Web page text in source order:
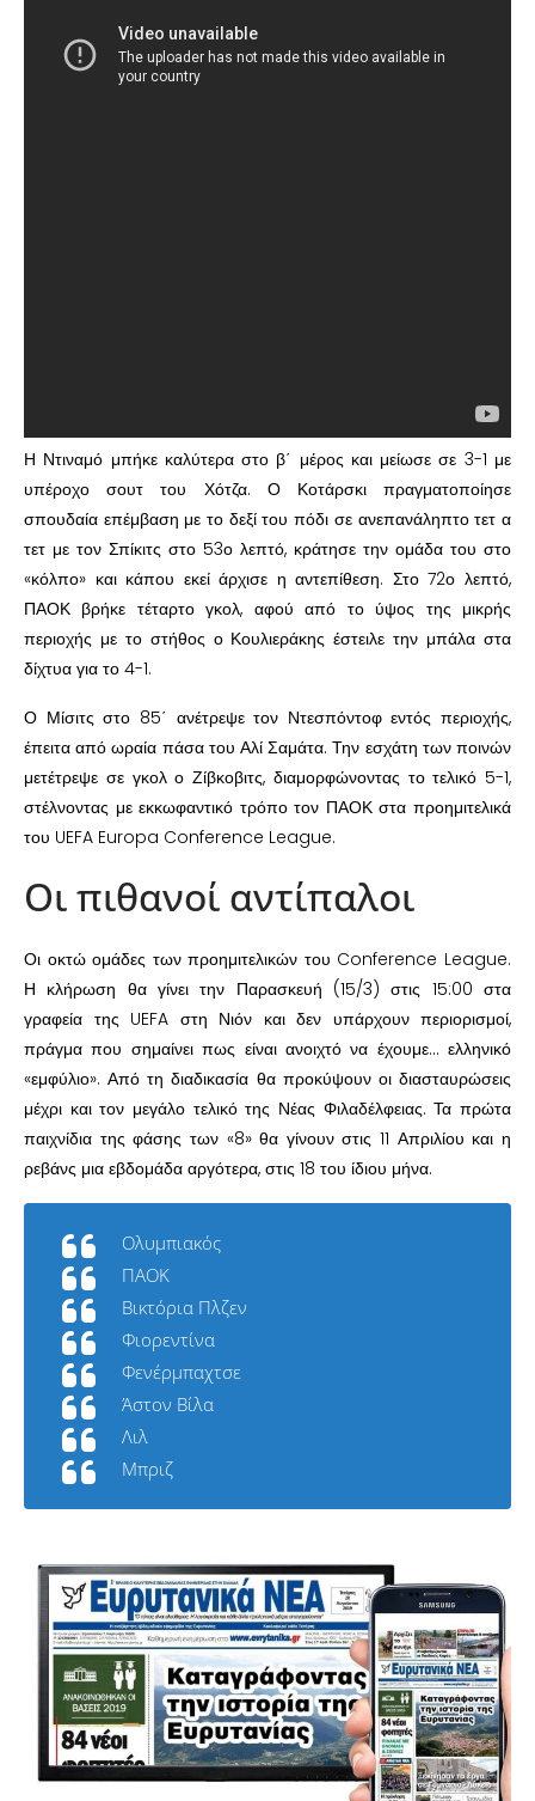
Η Ντιναμό μπήκε καλύτερα στο β΄ μέρος και μείωσε σε 3-1 με
υπέροχο σουτ του Χότζα. Ο Κοτάρσκι πραγματοποίησε
σπουδαία επέμβαση με το δεξί του πόδι σε ανεπανάληπτο τετ α
τετ με τον Σπίκιτς στο 53ο λεπτό, κράτησε την ομάδα του στο
«κόλπο» και κάπου εκεί άρχισε η αντεπίθεση. Στο 72ο λεπτό,
ΠΑΟΚ βρήκε τέταρτο γκολ, αφού από το ύψος της μικρής
περιοχής με το στήθος ο Κουλιεράκης έστειλε την μπάλα στα
δίχτυα για το 4-1.
Ο Μίσιτς στο 85΄ ανέτρεψε τον Ντεσπόντοφ εντός περιοχής,
έπειτα από ωραία πάσα του Αλί Σαμάτα. Την εσχάτη των ποινών
μετέτρεψε σε γκολ ο Ζίβκοβιτς, διαμορφώνοντας το τελικό 5-1,
στέλνοντας με εκκωφαντικό τρόπο τον ΠΑΟΚ στα προημιτελικά
του UEFA Europa Conference League.
Οι πιθανοί αντίπαλοι
Οι οκτώ ομάδες των προημιτελικών του Conference League.
Η κλήρωση θα γίνει την Παρασκευή (15/3) στις 15:00 στα
γραφεία της UEFA στη Νιόν και δεν υπάρχουν περιορισμοί,
πράγμα που σημαίνει πως είναι ανοιχτό να έχουμε… ελληνικό
«εμφύλιο». Από τη διαδικασία θα προκύψουν οι διασταυρώσεις
μέχρι και τον μεγάλο τελικό της Νέας Φιλαδέλφειας. Τα πρώτα
παιχνίδια της φάσης των «8» θα γίνουν στις 11 Απριλίου και η
ρεβάνς μια εβδομάδα αργότερα, στις 18 του ίδιου μήνα.
Ολυμπιακός
ΠΑΟΚ
Βικτόρια Πλζεν
Φιορεντίνα
Φενέρμπαχτσε
Άστον Βίλα
Λιλ
Μπριζ